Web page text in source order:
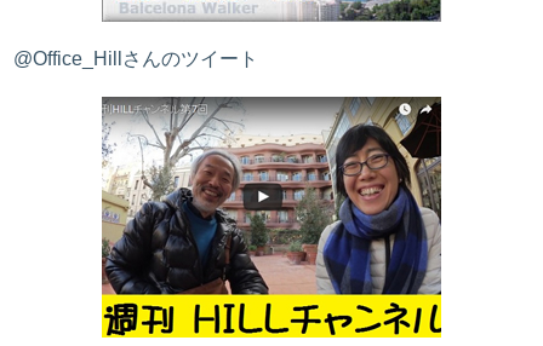
@Office_Hillさんのツイート